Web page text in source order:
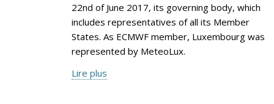
22nd of June 2017, its governing body, which
includes representatives of all its Member
States. As ECMWF member, Luxembourg was
represented by MeteoLux.
Lire plus